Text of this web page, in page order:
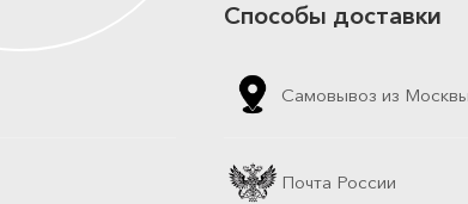
Способы доставки
Самовывоз из
Почта России